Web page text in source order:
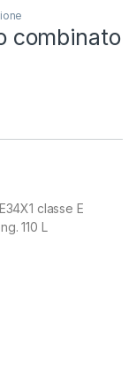
combinato
classe E
110 L